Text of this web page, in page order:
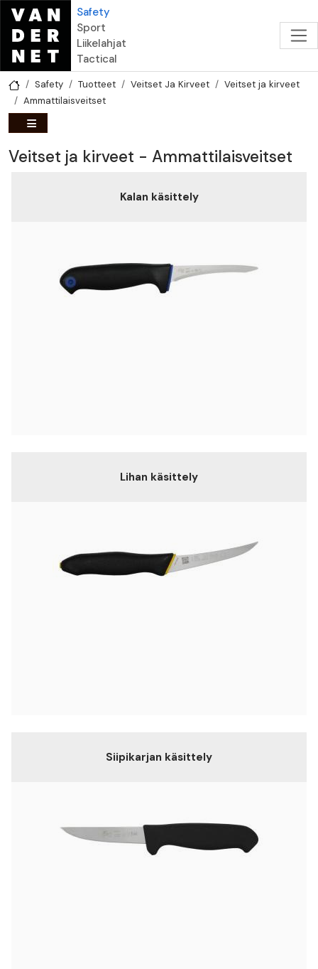
Hyppää pääsisältöön
Safety
Sport
Liikelahjat
Tactical
Safety Tuotteet Veitset Ja Kirveet
Veitset ja kirveet
Ammattilaisveitset
Veitset ja kirveet - Ammattilaisveitset
Kalan käsittely
Lihan käsittely
Siipikarjan käsittely